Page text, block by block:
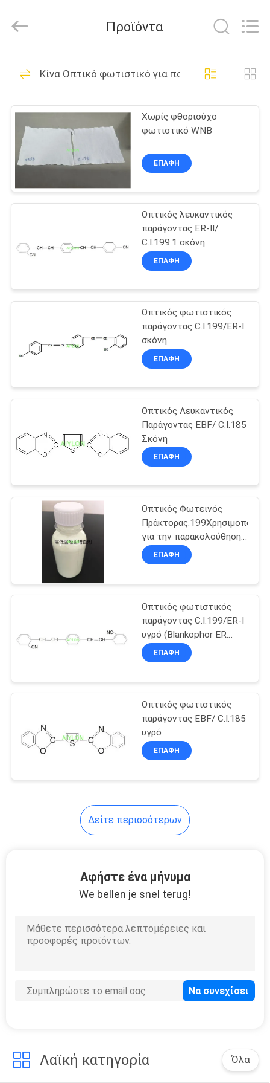
ΣΠΊΤΙ
ΠΡΟΪΌΝΤΑ
ΒΊΝΤΕΟ
ΜΕ
ΕΠΙΣΚΕΨΉ
ΠΟΙΌΤΗΤΑΣ
ΜΙΑ
SITEMAP
PRIVACY
POLICY
COMPANY
LIMITED.
Reserved.
Οπτικό φωτιστικό
για πολυεστέρα
7
Οπτικό φωτιστικό
για πλαστικά
5
Οπτικό φωτιστικό
για βαμβάκι
5
Λευκαντικά στο
απορρυπαντικό
ρούχων
φωτιστικός
παράγοντας
3
Οπτικά φωτιστικά
3
Διπενταερυθρίθολη
Απορρόφηση
ακτινοβολίας
Προϊόντα
Κίνα Οπτικό φωτιστικό για πολυεστέρα
Χωρίς φθοριούχο
φωτιστικό WNB
ΕΠΑΦΉ
Οπτικός λευκαντικός
παράγοντας ER-II/
C.I.199:1 σκόνη
ΕΠΑΦΉ
Οπτικός φωτιστικός
παράγοντας C.I.199/ER-I
σκόνη
ΕΠΑΦΉ
Οπτικός Λευκαντικός
Παράγοντας EBF/ C.I.185
Σκόνη
ΕΠΑΦΉ
Οπτικός Φωτεινός
για την παρακολούθηση
των επιβατών.
ΕΠΑΦΉ
Οπτικός φωτιστικός
παράγοντας C.I.199/ER-I
υγρό (Blankophor ER
Ultraphor RN)
ΕΠΑΦΉ
Οπτικός φωτιστικός
παράγοντας EBF/ C.I.185
υγρό
ΕΠΑΦΉ
Δείτε περισσότερων
Αφήστε ένα μήνυμα
We bellen je snel terug!
Λαϊκή κατηγορία Όλα